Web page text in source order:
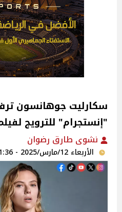
سكارليت جوهانسون
"إنستجرام" للترويج
نشوى طارق رضوان
الأربعاء 12/مارس/2025 - 11:36 م